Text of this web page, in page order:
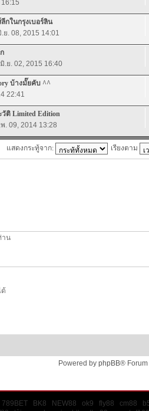
กในกรุงเบอร์ลิน
ย. 08, 2015 14:01
.ย. 02, 2015 16:40
บ้างมั๊ยคับ ^^
22:41
วัติ Limited Edition
. 09, 2014 13:28
แสดงกระทู้จาก: เรียงตาม
าน
Powered by phpBB® Forum
789BET BK8 NEW88 ok9 fly88 cm88